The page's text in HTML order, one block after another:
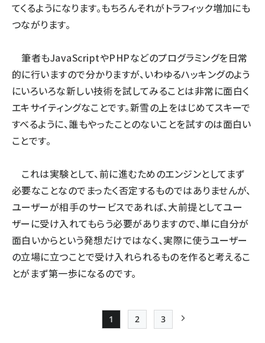
てくるようになります。もちろんそれがトラフィック増加にも
つながります。
筆者もJavaScriptやPHPなどのプログラミングを日常
的に行いますので分かりますが、いわゆるハッキングのよう
にいろいろな新しい技術を試してみることは非常に面白く
エキサイティングなことです。新雪の上をはじめてスキーで
すべるように、誰もやったことのないことを試すのは面白い
ことです。
これは実験として、前に進むためのエンジンとしてまず
必要なことなのでまったく否定するものではありませんが、
ユーザーが相手のサービスであれば、大前提としてユー
ザーに受け入れてもらう必要がありますので、単に自分が
面白いからという発想だけではなく、実際に使うユーザー
の立場に立つことで受け入れられるものを作ると考えるこ
とがまず第一歩になるのです。
Page
1
Page
2
Page
3